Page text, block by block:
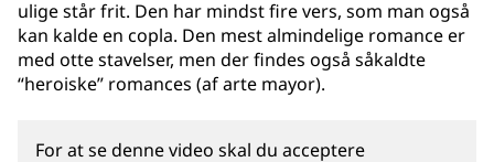
ulige står frit. Den har mindst fire vers, som man også
kan kalde en copla. Den mest almindelige romance er
med otte stavelser, men der findes også såkaldte
“heroiske” romances (af arte mayor).
For at se denne video skal du acceptere